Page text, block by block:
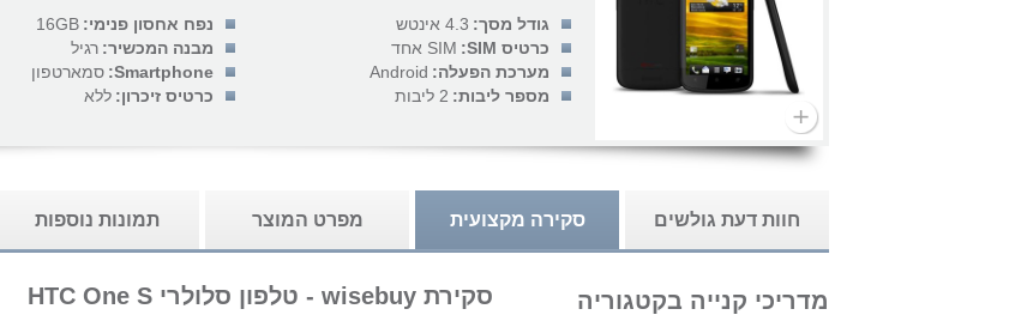
גודל מסך: 4.3 אינטש נפח אחסון פנימי: 16GB
כרטיס SIM:
SIM אחד מבנה המכשיר: רגיל
מערכת הפעלה: Android
Smartphone: סמארטפון
מספר ליבות: 2 ליבות כרטיס זיכרון: ללא
חוות דעת גולשים סקירה מקצועית מפרט המוצר תמונות נוספות
מדריכי קנייה בקטגוריה סקירת wisebuy - טלפון סלולרי HTC One S